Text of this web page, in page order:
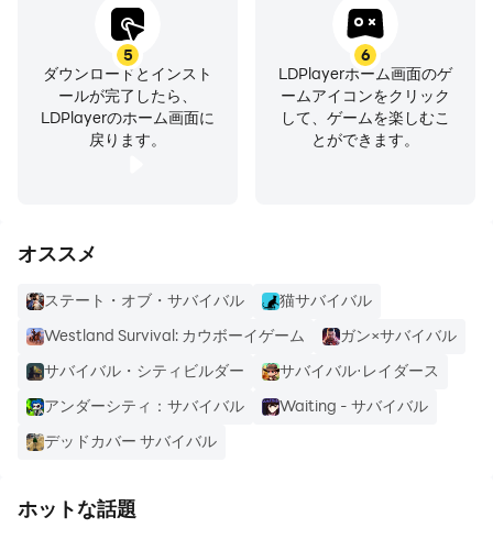
5
ダウンロードとインスト
ールが完了したら、
LDPlayerのホーム画面に
戻ります。
6
LDPlayerホーム画面のゲ
ームアイコンをクリック
して、ゲームを楽しむこ
とができます。
オススメ
ステート・オブ・サバイバル
猫サバイバル
Westland Survival: カウボーイゲーム
ガン×サバイバル
サバイバル・シティビルダー
サバイバル·レイダース
アンダーシティ：サバイバル
Waiting - サバイバル
デッドカバー サバイバル
ホットな話題